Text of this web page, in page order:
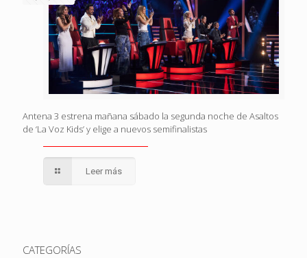
Antena 3 estrena mañana sábado la segunda noche de Asaltos
de ‘La Voz Kids’ y elige a nuevos semifinalistas
Leer más
CATEGORÍAS